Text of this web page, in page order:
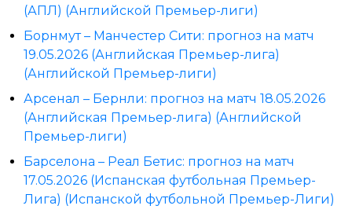
(АПЛ) (Английской Премьер-лиги)
Борнмут – Манчестер Сити: прогноз на матч
19.05.2026 (Английская Премьер-лига)
(Английской Премьер-лиги)
Арсенал – Бернли: прогноз на матч 18.05.2026
(Английская Премьер-лига) (Английской
Премьер-лиги)
Барселона – Реал Бетис: прогноз на матч
17.05.2026 (Испанская футбольная Премьер-
Лига) (Испанской футбольной Премьер-Лиги)